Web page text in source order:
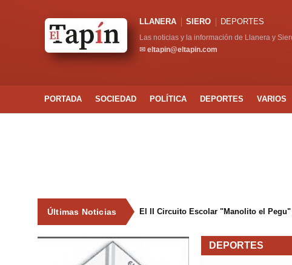
LLANERA SIERO DEPORTES
Las noticias y la información de Llanera y
✉ eltapin@eltapin.com
PORTADA SOCIEDAD POLÍTICA DEPORTES VARIOS
Últimas Noticias El II Circuito Escolar "Manolito el
DEPORTES